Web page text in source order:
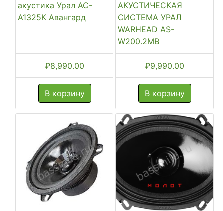
акустика Урал АС-
А1325К Авангард
₽8,990.00
В корзину
АКУСТИЧЕСКАЯ
СИСТЕМА УРАЛ
WARHEAD AS-
W200.2MB
₽9,990.00
В корзину